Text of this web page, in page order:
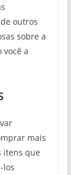
outros
sobre a
a
mais
itens que
los